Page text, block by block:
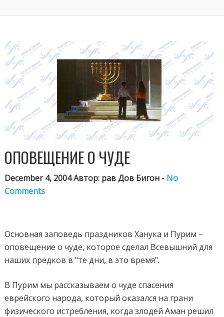
ОПОВЕЩЕНИЕ О ЧУДЕ
December 4, 2004 Автор: рав Дов Бигон - No
Comments
Основная заповедь праздников Ханука и Пурим –
оповещение о чуде, которое сделал Всевышний для
наших предков в "те дни, в это время".
В Пурим мы рассказываем о чуде спасения
еврейского народа, который оказался на грани
физического истребления, когда злодей Аман решил